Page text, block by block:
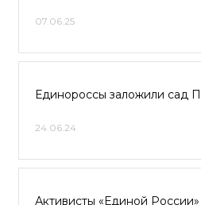
07.06.25
Единороссы заложили сад
24.06.24
Активисты «Единой